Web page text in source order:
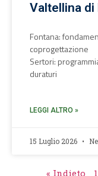
Valtellina
Fontana:
coprogettazione
Sertori:
duraturi
LEGGI ALTRO »
15 Luglio 2026
« Indieto 1